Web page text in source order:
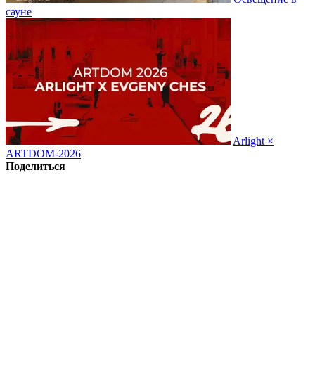
сауне
Arlight ×
ARTDOM-2026
Поделиться